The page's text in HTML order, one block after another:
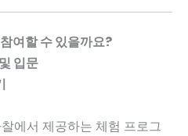
여할 수 있을까요?
입문
에서 제공하는 체험 프로그